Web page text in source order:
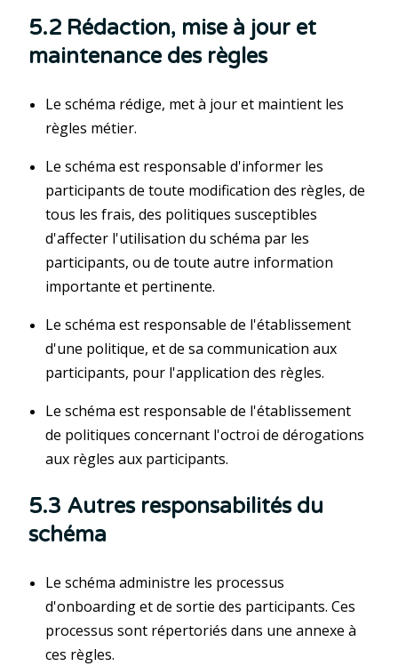
5.2 Rédaction, mise à jour et
maintenance des règles
Le schéma rédige, met à jour et maintient les
règles métier.
Le schéma est responsable d'informer les
participants de toute modification des règles, de
tous les frais, des politiques susceptibles
d'affecter l'utilisation du schéma par les
participants, ou de toute autre information
importante et pertinente.
Le schéma est responsable de l'établissement
d'une politique, et de sa communication aux
participants, pour l'application des règles.
Le schéma est responsable de l'établissement
de politiques concernant l'octroi de dérogations
aux règles aux participants.
5.3 Autres responsabilités du
schéma
Le schéma administre les processus
d'onboarding et de sortie des participants. Ces
processus sont répertoriés dans une annexe à
ces règles.